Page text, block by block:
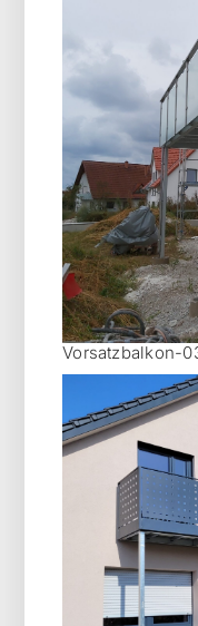
Vorsatzbalkon-